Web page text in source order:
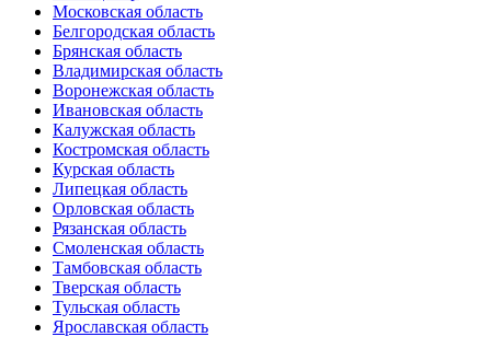
Московская область
Белгородская область
Брянская область
Владимирская область
Воронежская область
Ивановская область
Калужская область
Костромская область
Курская область
Липецкая область
Орловская область
Рязанская область
Смоленская область
Тамбовская область
Тверская область
Тульская область
Ярославская область